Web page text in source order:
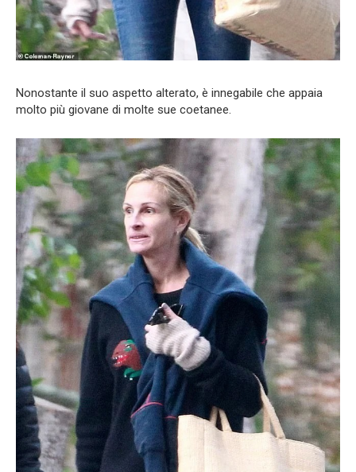
Nonostante il suo aspetto alterato, è innegabile che appaia
molto più giovane di molte sue coetanee.